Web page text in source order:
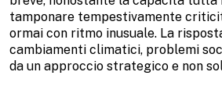
tamponare tempestivamente
ormai con ritmo inusuale. La
cambiamenti climatici, problemi
da un approccio strategico e non